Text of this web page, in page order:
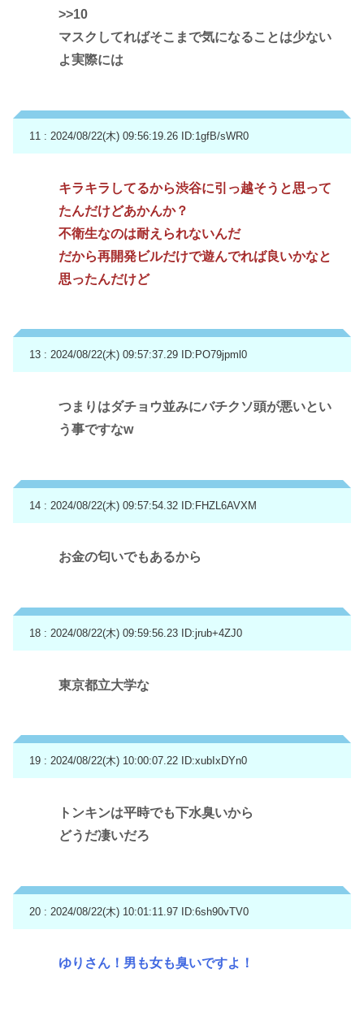
>>10
マスクしてればそこまで気になることは少ない
よ実際には
11 : 2024/08/22(木) 09:56:19.26 ID:1gfB/sWR0
キラキラしてるから渋谷に引っ越そうと思って
たんだけどあかんか？
不衛生なのは耐えられないんだ
だから再開発ビルだけで遊んでれば良いかなと
思ったんだけど
13 : 2024/08/22(木) 09:57:37.29 ID:PO79jpml0
つまりはダチョウ並みにバチクソ頭が悪いとい
う事ですなw
14 : 2024/08/22(木) 09:57:54.32 ID:FHZL6AVXM
お金の匂いでもあるから
18 : 2024/08/22(木) 09:59:56.23 ID:jrub+4ZJ0
東京都立大学な
19 : 2024/08/22(木) 10:00:07.22 ID:xubIxDYn0
トンキンは平時でも下水臭いから
どうだ凄いだろ
20 : 2024/08/22(木) 10:01:11.97 ID:6sh90vTV0
ゆりさん！男も女も臭いですよ！